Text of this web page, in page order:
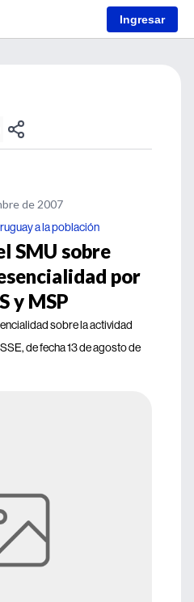
Ingresar
de 2007
a la población
SMU sobre
por
y MSP
sobre la actividad
de fecha 13 de agosto de